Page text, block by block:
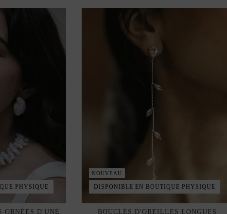
PHYSIQUE
ORNÉES D'UNE
NOUVEAU
DISPONIBLE EN BOUTIQUE PHYSIQUE
BOUCLES D'OREILLES LONGUES